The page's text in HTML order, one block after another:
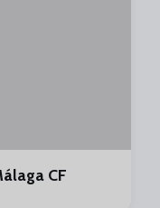
CF